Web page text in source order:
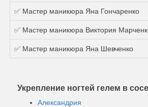
✅ Мастер маникюра Яна Гончаренко
✅ Мастер маникюра Виктория
✅ Мастер маникюра Яна Шевченко
Укрепление ногтей гелем в
Александрия